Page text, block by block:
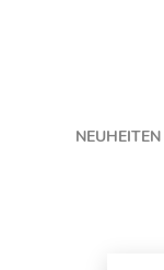
NEUHEITEN